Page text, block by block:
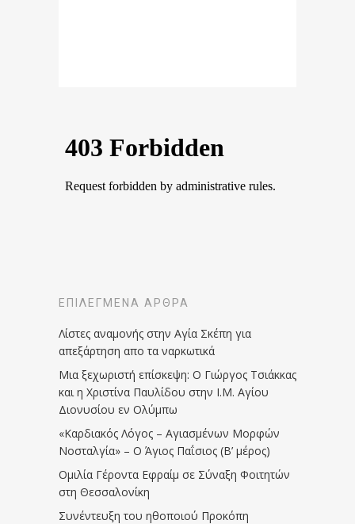
ΕΠΙΛΕΓΜΈΝΑ ΆΡΘΡΑ
Λίστες αναμονής στην Αγία Σκέπη για
απεξάρτηση απο τα ναρκωτικά
Μια ξεχωριστή επίσκεψη: Ο Γιώργος Τσιάκκας
και η Χριστίνα Παυλίδου στην Ι.Μ. Αγίου
Διονυσίου εν Ολύμπω
«Καρδιακός Λόγος – Αγιασμένων Μορφών
Νοσταλγία» – Ο Άγιος Παΐσιος (Β’ μέρος)
Ομιλία Γέροντα Εφραίμ σε Σύναξη Φοιτητών
στη Θεσσαλονίκη
Συνέντευξη του ηθοποιού Προκόπη